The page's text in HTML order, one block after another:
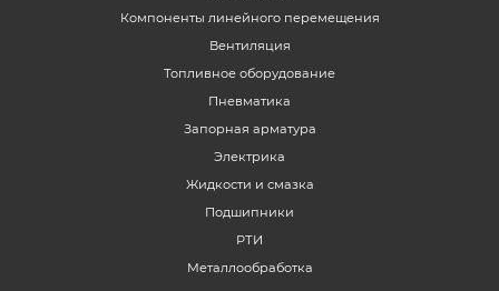
Компоненты линейного перемещения
Вентиляция
Топливное оборудование
Пневматика
Запорная арматура
Электрика
Жидкости и смазка
Подшипники
РТИ
Металлообработка